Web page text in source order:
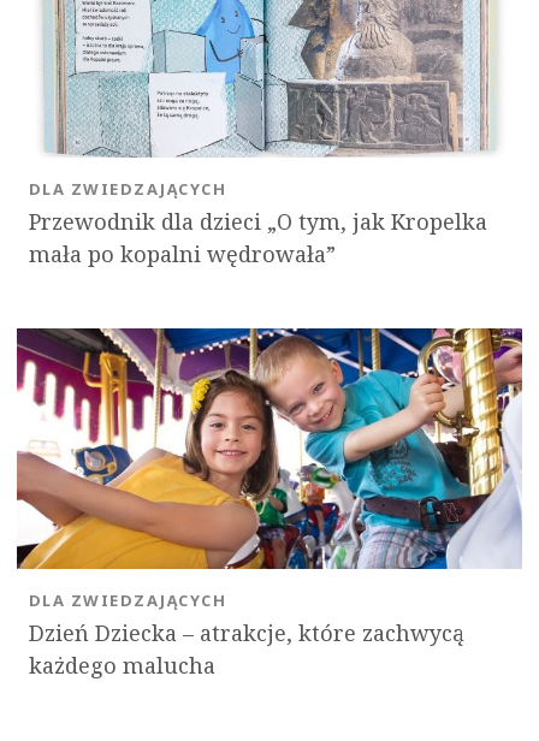
Przewodnik dla dzieci „O tym, jak Kropelka
mała po kopalni wędrowała”
DLA ZWIEDZAJĄCYCH
Dzień Dziecka – atrakcje, które zachwycą
każdego malucha
DLA ZWIEDZAJĄCYCH